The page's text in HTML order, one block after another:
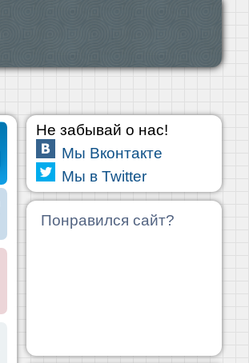
Не забывай о нас!
Мы Вконтакте
Мы в Twitter
Понравился сайт?